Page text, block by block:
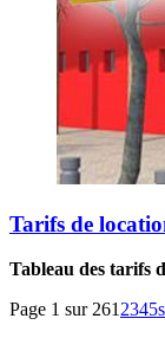
Tarifs de
Tableau des tarifs
Page 1 sur 261 2345